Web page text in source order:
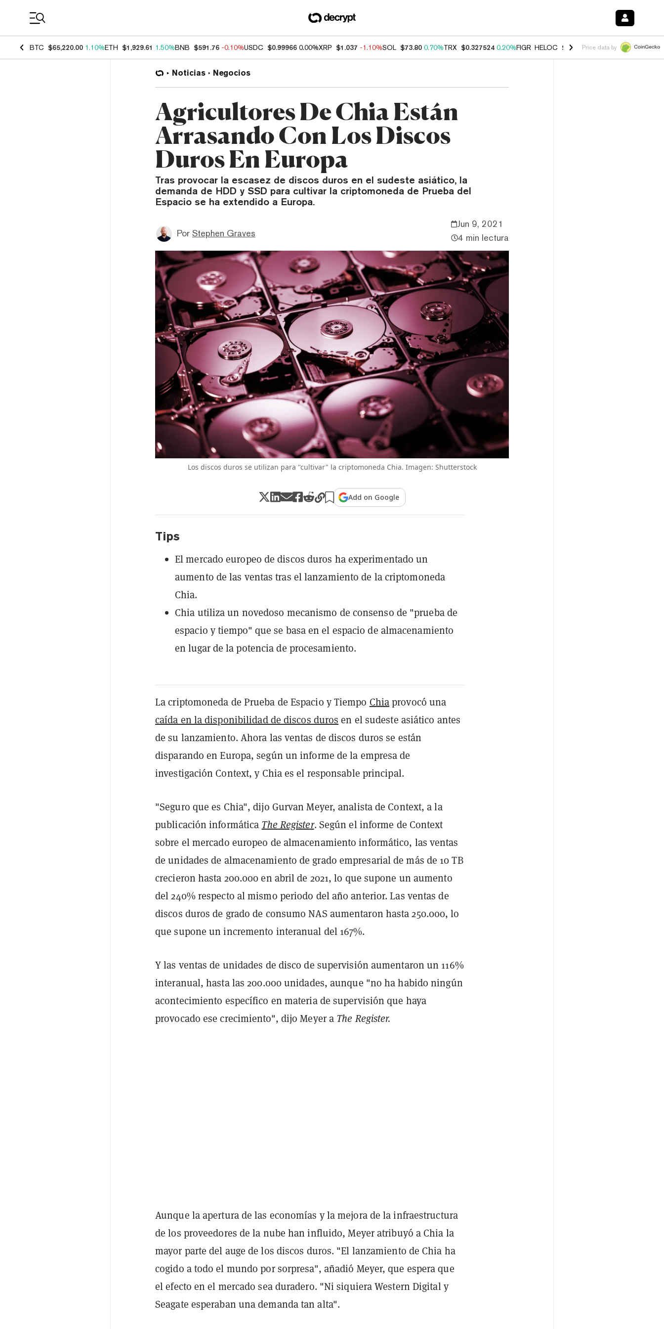
BTC $65,220.00 1.10%ETH $1,929.61 1.50%BNB $591.76 -0.10%USDC $0.99966 0.00%XRP $1.037 -1.10%SOL $73.80 0.70%TRX $0.327524 0.20%FIGR_HELOC $1.035 1.40%HYPE $56.55
Price data by
Noticias Negocios
Agricultores De Chia Están
Arrasando Con Los Discos
Duros En Europa
Tras provocar la escasez de discos duros en el sudeste asiático, la
demanda de HDD y SSD para cultivar la criptomoneda de Prueba del
Espacio se ha extendido a Europa.
Por Stephen Graves
Jun 9, 2021
4 min lectura
Los discos duros se utilizan para "cultivar" la criptomoneda Chia. Imagen: Shutterstock
Add on Google
Tips
El mercado europeo de discos duros ha experimentado un
aumento de las ventas tras el lanzamiento de la criptomoneda
Chia.
Chia utiliza un novedoso mecanismo de consenso de "prueba de
espacio y tiempo" que se basa en el espacio de almacenamiento
en lugar de la potencia de procesamiento.
La criptomoneda de Prueba de Espacio y Tiempo Chiaprovocó una
caída en la disponibilidad de discos duros en el sudeste asiático antes
de su lanzamiento. Ahora las ventas de discos duros se están
disparando en Europa, según un informe de la empresa de
investigación Context, y Chia es el responsable principal.
"Seguro que es Chia", dijo Gurvan Meyer, analista de Context, a la
publicación informática The Register. Según el informe de Context
sobre el mercado europeo de almacenamiento informático, las ventas
de unidades de almacenamiento de grado empresarial de más de 10 TB
crecieron hasta 200.000 en abril de 2021, lo que supone un aumento
del 240% respecto al mismo periodo del año anterior. Las ventas de
discos duros de grado de consumo NAS aumentaron hasta 250.000, lo
que supone un incremento interanual del 167%.
Y las ventas de unidades de disco de supervisión aumentaron un 116%
interanual, hasta las 200.000 unidades, aunque "no ha habido ningún
acontecimiento específico en materia de supervisión que haya
provocado ese crecimiento", dijo Meyer a The Register.
Aunque la apertura de las economías y la mejora de la infraestructura
de los proveedores de la nube han influido, Meyer atribuyó a Chia la
mayor parte del auge de los discos duros. "El lanzamiento de Chia ha
cogido a todo el mundo por sorpresa", añadió Meyer, que espera que
el efecto en el mercado sea duradero. "Ni siquiera Western Digital y
Seagate esperaban una demanda tan alta".